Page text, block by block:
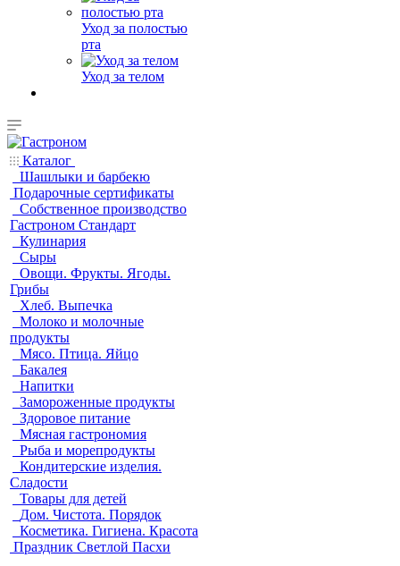
Уход за полостью
рта
Уход за телом
Каталог
Шашлыки и барбекю
Подарочные сертификаты
Собственное производство
Гастроном Стандарт
Кулинария
Сыры
Овощи. Фрукты. Ягоды.
Грибы
Хлеб. Выпечка
Молоко и молочные
продукты
Мясо. Птица. Яйцо
Бакалея
Напитки
Замороженные продукты
Здоровое питание
Мясная гастрономия
Рыба и морепродукты
Кондитерские изделия.
Сладости
Товары для детей
Дом. Чистота. Порядок
Косметика. Гигиена. Красота
Праздник Светлой Пасхи